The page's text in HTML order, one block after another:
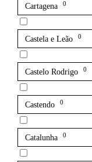
Cartagena 0
Castela e Leão 0
Castelo Rodrigo 0
Castendo 0
Catalunha 0